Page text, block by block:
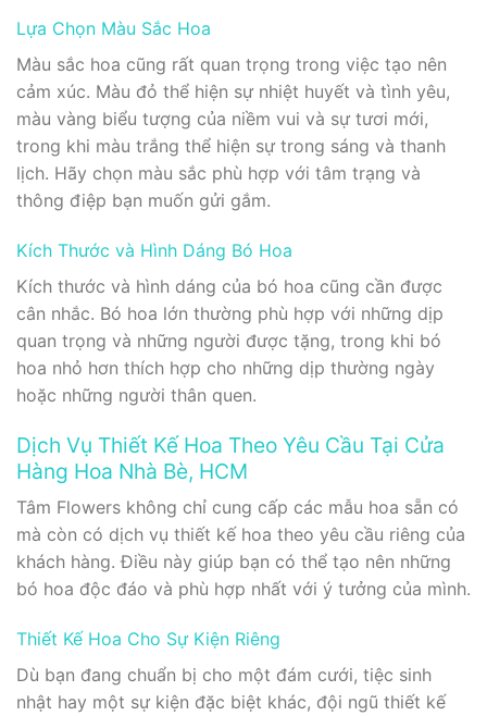
Lựa Chọn Màu Sắc Hoa
Màu sắc hoa cũng rất quan trọng trong việc tạo nên
cảm xúc. Màu đỏ thể hiện sự nhiệt huyết và tình yêu,
màu vàng biểu tượng của niềm vui và sự tươi mới,
trong khi màu trắng thể hiện sự trong sáng và thanh
lịch. Hãy chọn màu sắc phù hợp với tâm trạng và
thông điệp bạn muốn gửi gắm.
Kích Thước và Hình Dáng Bó Hoa
Kích thước và hình dáng của bó hoa cũng cần được
cân nhắc. Bó hoa lớn thường phù hợp với những dịp
quan trọng và những người được tặng, trong khi bó
hoa nhỏ hơn thích hợp cho những dịp thường ngày
hoặc những người thân quen.
Dịch Vụ Thiết Kế Hoa Theo Yêu Cầu Tại Cửa
Hàng Hoa Nhà Bè, HCM
Tâm Flowers không chỉ cung cấp các mẫu hoa sẵn có
mà còn có dịch vụ thiết kế hoa theo yêu cầu riêng của
khách hàng. Điều này giúp bạn có thể tạo nên những
bó hoa độc đáo và phù hợp nhất với ý tưởng của mình.
Thiết Kế Hoa Cho Sự Kiện Riêng
Dù bạn đang chuẩn bị cho một đám cưới, tiệc sinh
nhật hay một sự kiện đặc biệt khác, đội ngũ thiết kế